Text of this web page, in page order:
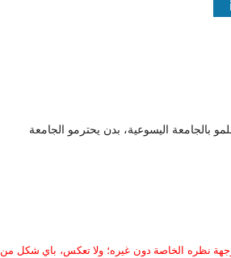
بالجامعة اليسوعية، بدن يحترمو الجامعة
وجهة نظره الخاصة دون غيره؛ ولا تعكس، باي شكل من